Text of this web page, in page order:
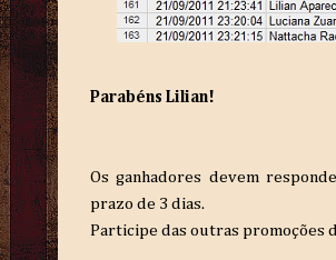
Parabéns Lilian!
Os ganhadores devem
prazo de 3 dias.
Participe das outras promoções